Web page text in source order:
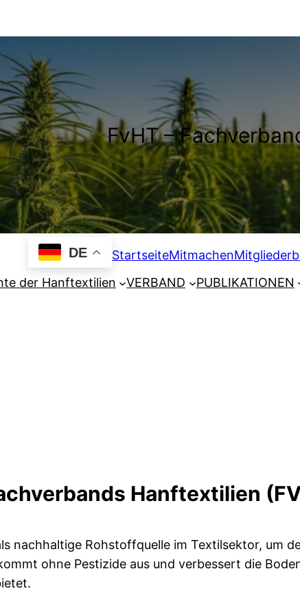
FvHT –
DE StartseiteMitmachen
der Hanftextilien VERBAND PUBLIKATIONEN
Hanftextilien
nachhaltige Rohstoffquelle im Textilsektor, um
ohne Pestizide aus und verbessert die